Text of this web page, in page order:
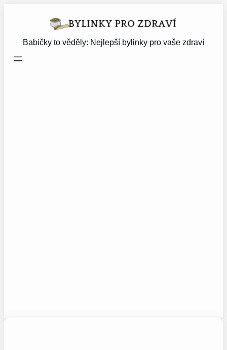
Babičky to věděly: Nejlepší bylinky pro vaše zdraví